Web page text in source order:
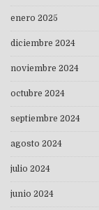
enero 2025
diciembre 2024
noviembre 2024
octubre 2024
septiembre 2024
agosto 2024
julio 2024
junio 2024